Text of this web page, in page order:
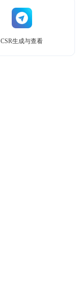
CSR生成与查看